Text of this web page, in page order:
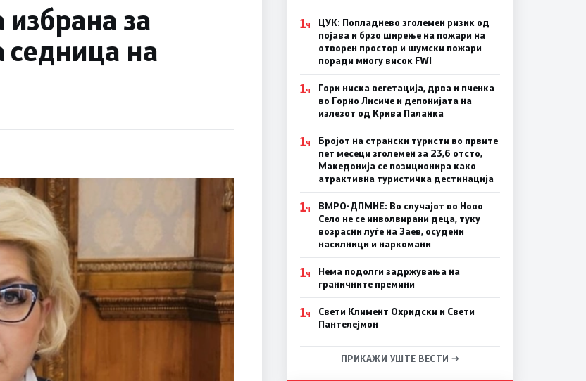
за
седница на
1Ч
ЦУК: Попладнево зголемен ризик од
појава и брзо ширење на пожари на
отворен простор и шумски пожари
поради многу висок FWI
1Ч
Гори ниска вегетација, дрва и пченка
во Горно Лисиче и депонијата на
излезот од Крива Паланка
1Ч
Бројот на странски туристи во првите
пет месеци зголемен за 23,6 отсто,
Македонија се позиционира како
атрактивна туристичка дестинација
1Ч
ВМРО-ДПМНЕ: Во случајот во Ново
Село не се инволвирани деца, туку
возрасни луѓе на Заев, осудени
насилници и наркомани
1Ч
Нема подолги задржувања на
граничните премини
1Ч
Свети Климент Охридски и Свети
Пантелејмон
ПРИКАЖИ УШТЕ ВЕСТИ →